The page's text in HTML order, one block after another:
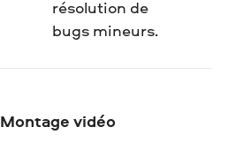
résolution de
bugs mineurs.
Montage vidéo